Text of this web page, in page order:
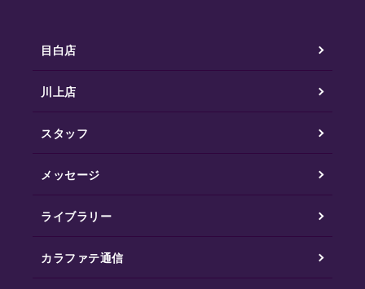
目白店
川上店
スタッフ
メッセージ
ライブラリー
カラファテ通信